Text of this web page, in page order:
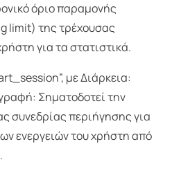
όριο παραμονής
limit) της τρέχουσας
για τα στατιστικά.
με Διάρκεια:
Σηματοδοτεί την
συνεδρίας περιήγησης για
ενεργειών του χρήστη από